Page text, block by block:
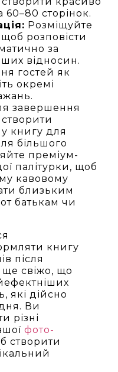
60–80 сторінок.
Розміщуйте
розповісти
за
відносин.
гостей як
окремі
завершення
книгу для
більшого
преміум-
палітурки, щоб
кавовому
близьким
батькам чи
книгу
після
ще свіжо, що
які дійсно
Ви
різні
фото-
створити